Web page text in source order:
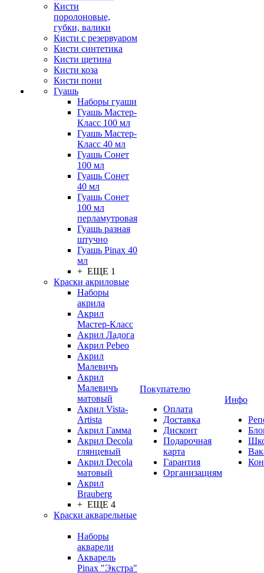
Кисти
поролоновые,
губки, валики
Кисти с резервуаром
Кисти синтетика
Кисти щетина
Кисти коза
Кисти пони
Гуашь
Наборы гуаши
Гуашь Мастер-
Класс 100 мл
Гуашь Мастер-
Класс 40 мл
Гуашь Сонет
100 мл
Гуашь Сонет
40 мл
Гуашь Сонет
100 мл
перламутровая
Гуашь разная
штучно
Гуашь Pinax 40
мл
+ ЕЩЕ 1
Краски акриловые
Наборы
акрила
Акрил
Мастер-Класс
Акрил Ладога
Акрил Pebeo
Акрил
Малевичъ
Акрил
Малевичъ
матовый
Акрил Vista-
Artista
Акрил Гамма
Акрил Decola
глянцевый
Акрил Decola
матовый
Акрил
Brauberg
+ ЕЩЕ 4
Краски акварельные
Наборы
акварели
Акварель
Pinax "Экстра"
Покупателю
Оплата
Доставка
Дисконт
Подарочная
карта
Гарантия
Организациям
Инфо